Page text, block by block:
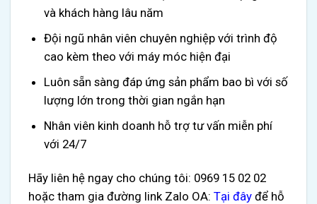
và khách hàng lâu năm
Đội ngũ nhân viên chuyên nghiệp với trình độ
cao kèm theo với máy móc hiện đại
Luôn sẵn sàng đáp ứng sản phẩm bao bì với số
lượng lớn trong thời gian ngắn hạn
Nhân viên kinh doanh hỗ trợ tư vấn miễn phí
với 24/7
Hãy liên hệ ngay cho chúng tôi: 0969 15 02 02
hoặc tham gia đường link Zalo OA:Tại đây để hỗ